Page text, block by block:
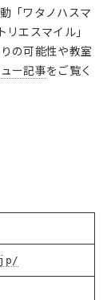
「ワタノハスマ
エスマイル」
の可能性や教室
ー記事をご覧く